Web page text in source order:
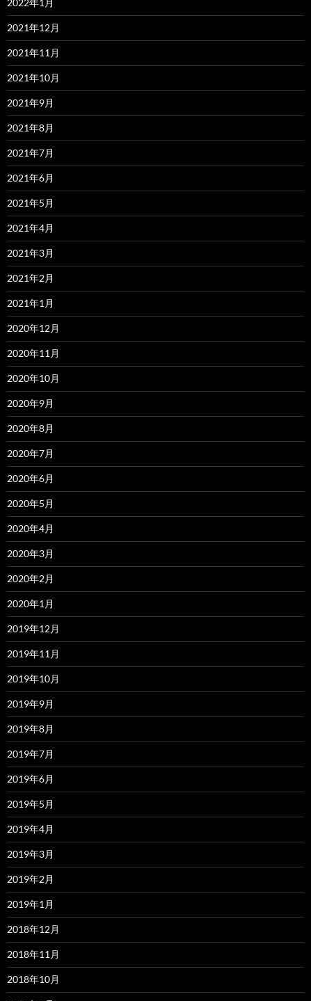
2022年1月
2021年12月
2021年11月
2021年10月
2021年9月
2021年8月
2021年7月
2021年6月
2021年5月
2021年4月
2021年3月
2021年2月
2021年1月
2020年12月
2020年11月
2020年10月
2020年9月
2020年8月
2020年7月
2020年6月
2020年5月
2020年4月
2020年3月
2020年2月
2020年1月
2019年12月
2019年11月
2019年10月
2019年9月
2019年8月
2019年7月
2019年6月
2019年5月
2019年4月
2019年3月
2019年2月
2019年1月
2018年12月
2018年11月
2018年10月